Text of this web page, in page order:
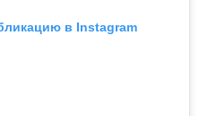
в Instagram